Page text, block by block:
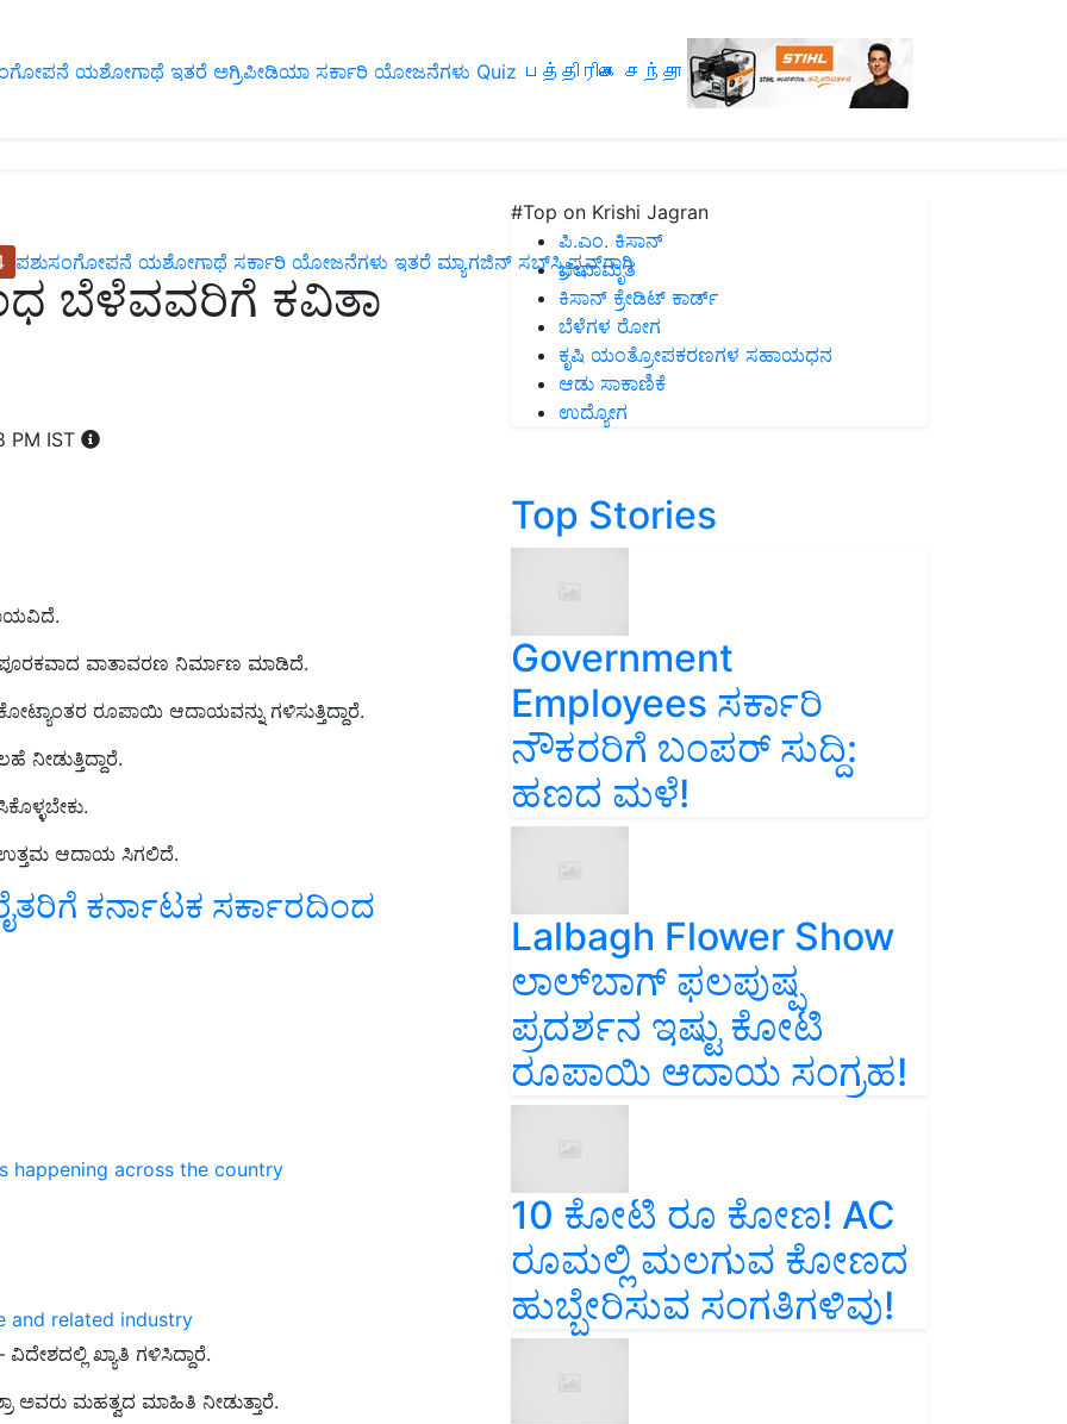
ಯಶೋಗಾಥೆ ಇತರೆ ಅಗ್ರಿಪೀಡಿಯಾ ಸರ್ಕಾರಿ ಯೋಜನೆಗಳು Quiz பத்திரிகை சந்தா
ಪಶುಸಂಗೋಪನೆ ಯಶೋಗಾಥೆ ಸರ್ಕಾರಿ ಯೋಜನೆಗಳು ಇತರೆ ಮ್ಯಾಗಜಿನ್‌ ಸಬ್‌ಸ್ಕ್ರಿಪ್ಷನ್‌ಗಾಗಿ
happening across the country
and related industry
ಬೆಳೆವವರಿಗೆ ಕವಿತಾ
PM IST
ವಾತಾವರಣ ನಿರ್ಮಾಣ ಮಾಡಿದೆ.
ರೂಪಾಯಿ ಆದಾಯವನ್ನು ಗಳಿಸುತ್ತಿದ್ದಾರೆ.
ನೀಡುತ್ತಿದ್ದಾರೆ.
ಉತ್ತಮ ಆದಾಯ ಸಿಗಲಿದೆ.
ಕರ್ನಾಟಕ ಸರ್ಕಾರದಿಂದ
ಖ್ಯಾತಿ ಗಳಿಸಿದ್ದಾರೆ.
ಅವರು ಮಹತ್ವದ ಮಾಹಿತಿ ನೀಡುತ್ತಾರೆ.
#Top on Krishi Jagran
ಪಿ.ಎಂ. ಕಿಸಾನ್
ಜೀವಾಮೃತ
ಕಿಸಾನ್ ಕ್ರೇಡಿಟ್ ಕಾರ್ಡ್
ಬೆಳೆಗಳ ರೋಗ
ಕೃಷಿ ಯಂತ್ರೋಪಕರಣಗಳ ಸಹಾಯಧನ
ಆಡು ಸಾಕಾಣಿಕೆ
ಉದ್ಯೋಗ
Top Stories
Government
Employees ಸರ್ಕಾರಿ
ನೌಕರರಿಗೆ ಬಂಪರ್‌ ಸುದ್ದಿ:
ಹಣದ ಮಳೆ!
Lalbagh Flower Show
ಲಾಲ್‌ಬಾಗ್ ಫಲಪುಷ್ಪ
ಪ್ರದರ್ಶನ ಇಷ್ಟು ಕೋಟಿ
ರೂಪಾಯಿ ಆದಾಯ ಸಂಗ್ರಹ!
10 ಕೋಟಿ ರೂ ಕೋಣ! AC
ರೂಮಲ್ಲಿ ಮಲಗುವ ಕೋಣದ
ಹುಬ್ಬೇರಿಸುವ ಸಂಗತಿಗಳಿವು!